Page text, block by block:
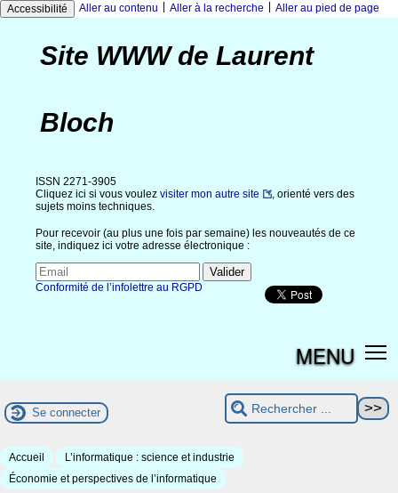
Accessibilité Aller au contenu Aller à la recherche Aller au pied de page
Site WWW de Laurent
Bloch
ISSN 2271-3905
Cliquez ici si vous voulez visiter mon autre site
, orienté vers des
sujets moins techniques.
Pour recevoir (au plus une fois par semaine) les nouveautés de ce
site, indiquez ici votre adresse électronique :
Conformité de l’infolettre au RGPD
MENU
Se connecter
Accueil
L’informatique : science et industrie
Économie et perspectives de l’informatique